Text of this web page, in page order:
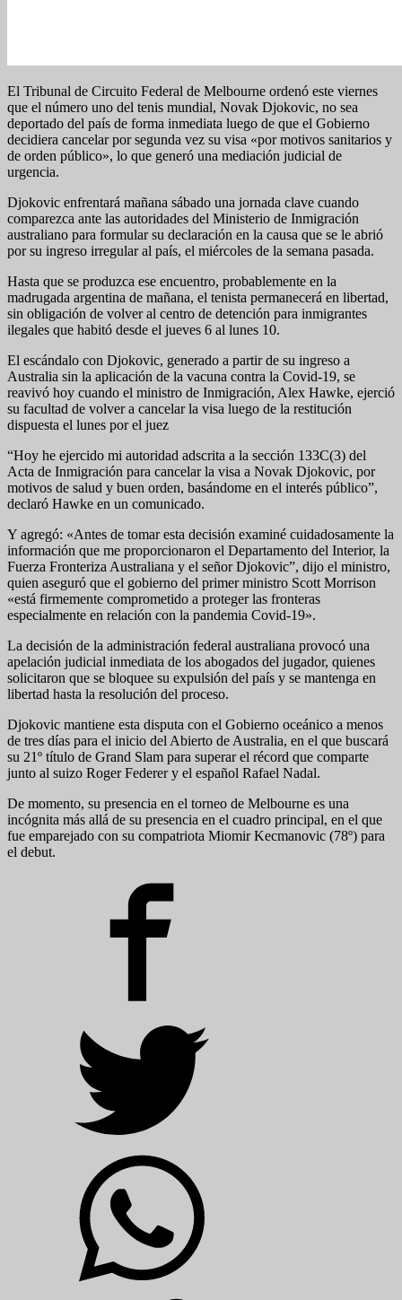
El Tribunal de Circuito Federal de Melbourne ordenó este viernes
que el número uno del tenis mundial, Novak Djokovic, no sea
deportado del país de forma inmediata luego de que el Gobierno
decidiera cancelar por segunda vez su visa «por motivos sanitarios y
de orden público», lo que generó una mediación judicial de
urgencia.
Djokovic enfrentará mañana sábado una jornada clave cuando
comparezca ante las autoridades del Ministerio de Inmigración
australiano para formular su declaración en la causa que se le abrió
por su ingreso irregular al país, el miércoles de la semana pasada.
Hasta que se produzca ese encuentro, probablemente en la
madrugada argentina de mañana, el tenista permanecerá en libertad,
sin obligación de volver al centro de detención para inmigrantes
ilegales que habitó desde el jueves 6 al lunes 10.
El escándalo con Djokovic, generado a partir de su ingreso a
Australia sin la aplicación de la vacuna contra la Covid-19, se
reavivó hoy cuando el ministro de Inmigración, Alex Hawke, ejerció
su facultad de volver a cancelar la visa luego de la restitución
dispuesta el lunes por el juez
“Hoy he ejercido mi autoridad adscrita a la sección 133C(3) del
Acta de Inmigración para cancelar la visa a Novak Djokovic, por
motivos de salud y buen orden, basándome en el interés público”,
declaró Hawke en un comunicado.
Y agregó: «Antes de tomar esta decisión examiné cuidadosamente la
información que me proporcionaron el Departamento del Interior, la
Fuerza Fronteriza Australiana y el señor Djokovic”, dijo el ministro,
quien aseguró que el gobierno del primer ministro Scott Morrison
«está firmemente comprometido a proteger las fronteras
especialmente en relación con la pandemia Covid-19».
La decisión de la administración federal australiana provocó una
apelación judicial inmediata de los abogados del jugador, quienes
solicitaron que se bloquee su expulsión del país y se mantenga en
libertad hasta la resolución del proceso.
Djokovic mantiene esta disputa con el Gobierno oceánico a menos
de tres días para el inicio del Abierto de Australia, en el que buscará
su 21º título de Grand Slam para superar el récord que comparte
junto al suizo Roger Federer y el español Rafael Nadal.
De momento, su presencia en el torneo de Melbourne es una
incógnita más allá de su presencia en el cuadro principal, en el que
fue emparejado con su compatriota Miomir Kecmanovic (78º) para
el debut.